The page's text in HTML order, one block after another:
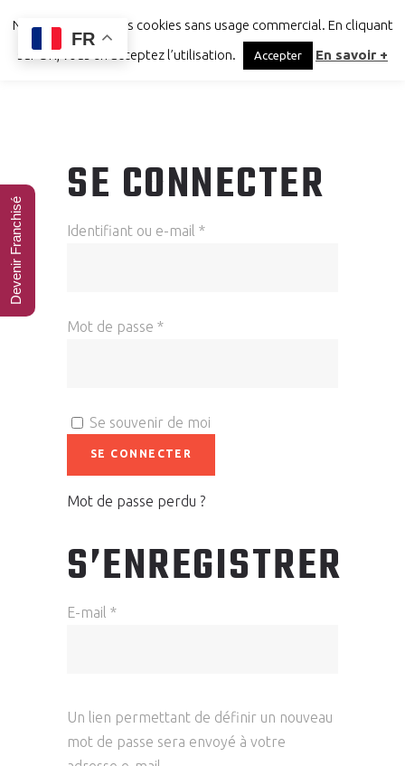
SE CONNECTER
Identifiant ou e-mail *Obligatoire
Mot de passe *Obligatoire
Se souvenir de moi
SE CONNECTER
Mot de passe perdu ?
S’ENREGISTRER
E-mail *Obligatoire
Un lien permettant de définir un nouveau
mot de passe sera envoyé à votre
Notre site utilise des cookies sans usage commercial. En cliquant
sur OK, vous en acceptez l’utilisation.
Accepter En savoir +
FR
Devenir Franchisé